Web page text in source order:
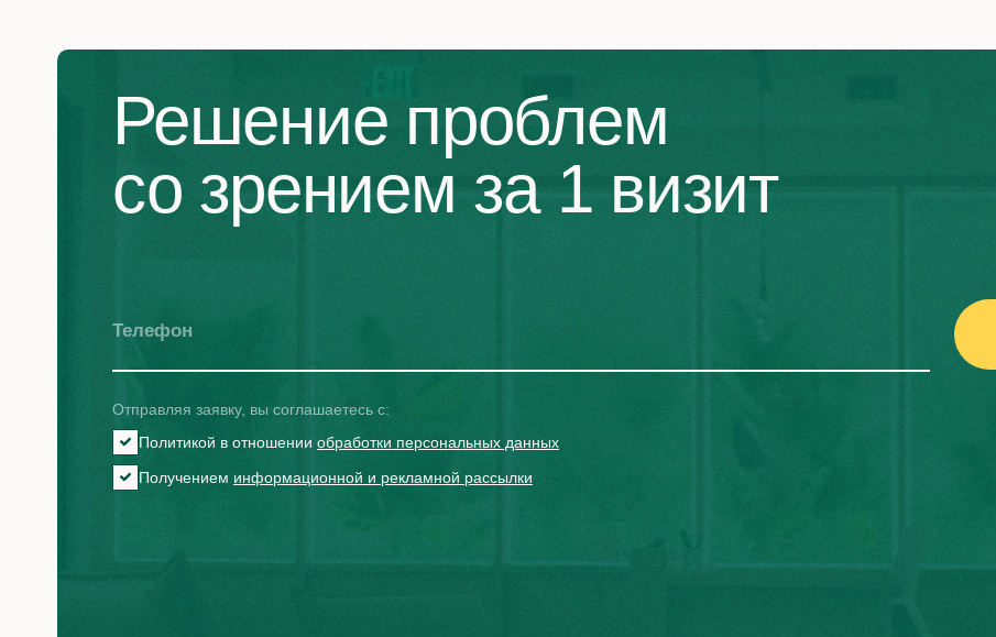
Диагностика дальнозоркости
хрусталика
Лазерная коррекция
Гиперметропия
Пресбиопия
Диагностика деструкции
стекловидного тела
Лазерный витреолизис
Диагностика заболеваний
периферическая лазерная
Лазерное лечение сетчатки
Другие услуги
Имплантация факичных линз
Все услуги
Решение проблем
со зрением за 1 визит
Телефон
Отправляя заявку, вы соглашаетесь с:
Политикой в отношении обработки персональных данных
Получением информационной и рекламной рассылки